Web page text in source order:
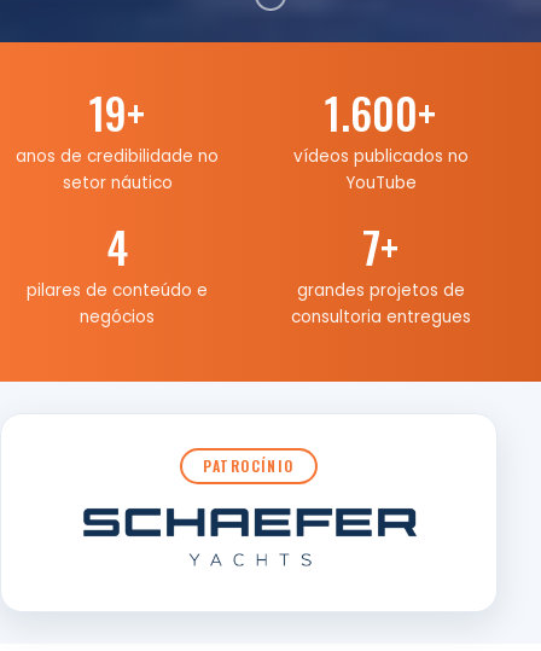
19+
anos de credibilidade no
setor náutico
1.600+
vídeos publicados no
YouTube
4
pilares de conteúdo e
negócios
7+
grandes projetos de
consultoria entregues
PATROCÍNIO